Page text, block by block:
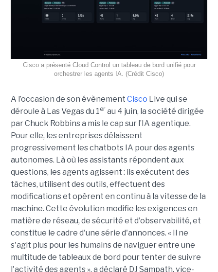
Cisco a présenté Cloud Control un tableau de bord unifié pour
orchestrer les agents IA. (Crédit Cisco)
A l’occasion de son évènement Cisco Live qui se
déroule à Las Vegas du 1erau 4 juin, la société dirigée
par Chuck Robbins a mis le cap sur l’IA agentique.
Pour elle, les entreprises délaissent
progressivement les chatbots IA pour des agents
autonomes. Là où les assistants répondent aux
questions, les agents agissent : ils exécutent des
tâches, utilisent des outils, effectuent des
modifications et opèrent en continu à la vitesse de la
machine. Cette évolution modifie les exigences en
matière de réseau, de sécurité et d'observabilité, et
constitue le cadre d'une série d'annonces. « Il ne
s'agit plus pour les humains de naviguer entre une
multitude de tableaux de bord pour tenter de suivre
l'activité des agents », a déclaré DJ Sampath, vice-